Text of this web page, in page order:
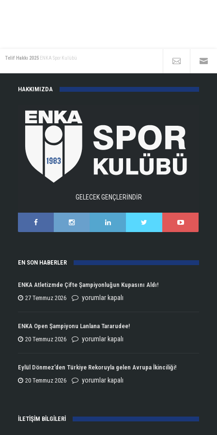
Telif Hakkı 2025 ENKA Spor Kulübü
HAKKIMIZDA
GELECEK GENÇLERİNDİR
EN SON HABERLER
ENKA Atletizmde Çifte Şampiyonluğun Kupasını Aldı!
27 Temmuz 2026
ENKA
Çifte
Şampiyonluğun
yorumlar kapalı
ENKA Open Şampiyonu Lanlana Tararudee!
20 Temmuz 2026
ENKA
Şampiyonu
Lanlana
yorumlar kapalı
Eylül Dönmez’den Türkiye Rekoruyla gelen Avrupa İkinciliği!
20 Temmuz 2026
Eylül
Rekoruyla
yorumlar kapalı
İLETİŞİM BİLGİLERİ